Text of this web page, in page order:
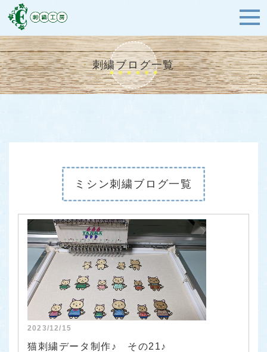
刺繍ブログ一覧
ミシン刺繍ブログ一覧
2023/12/15
猫刺繍データ制作♪ その21♪